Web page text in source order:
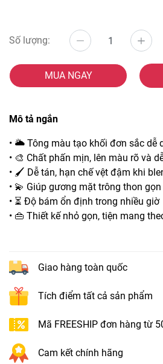
Số lượng:
MUA NGAY
Mô tả ngắn
• 🌥️ Tông màu tạo khối đơn sắc dễ
• 🎨 Chất phấn mịn, lên màu rõ và
• 🖌️ Dễ tán, hạn chế vệt đậm khi
• 💫 Giúp gương mặt trông thon
• ⏳ Độ bám ổn định trong nhiều giờ
• 👜 Thiết kế nhỏ gọn, tiện mang
Giao hàng toàn quốc
Tích điểm tất cả sản phẩm
Mã FREESHIP đơn hàng từ
Cam kết chính hãng